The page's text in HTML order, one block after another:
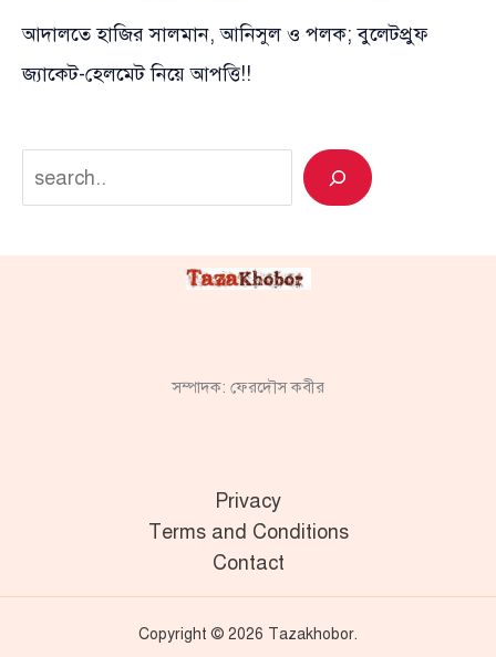
আদালতে হাজির সালমান, আনিসুল ও পলক; বুলেটপ্রুফ
জ্যাকেট-হেলমেট নিয়ে আপত্তি!!
Search
সম্পাদক: ফেরদৌস কবীর
Privacy
Terms and Conditions
Contact
Copyright © 2026 Tazakhobor.